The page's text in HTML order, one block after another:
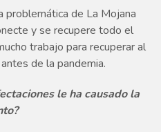
problemática de La Mojana
y se recupere todo el
trabajo para recuperar al
de la pandemia.
le ha causado la